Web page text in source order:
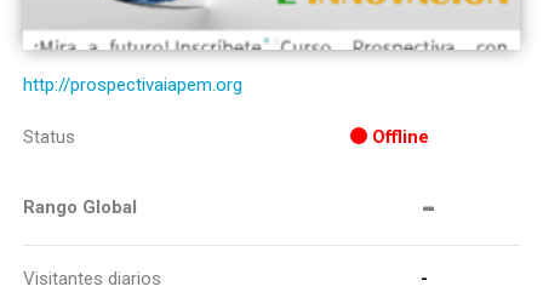
http://prospectivaiapem.org
Status Offline
Rango Global -
Visitantes diarios
-